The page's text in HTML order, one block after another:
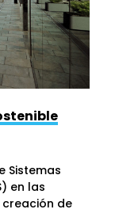
Sistemas
en las
creación de